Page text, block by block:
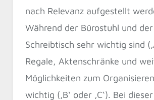
nach Relevanz aufgestellt
Während der Bürostuhl und der
Schreibtisch sehr wichtig sind
Regale, Aktenschränke und
Möglichkeiten zum
wichtig (‚B‘ oder ‚C‘). Bei